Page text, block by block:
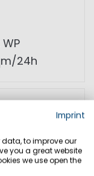
WP
24h
Imprint
to improve our
you a great website
we use open the